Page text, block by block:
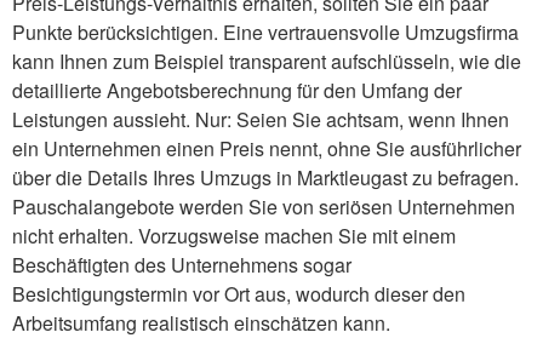
Punkte berücksichtigen. Eine vertrauensvolle Umzugsfirma
kann Ihnen zum Beispiel transparent aufschlüsseln, wie die
detaillierte Angebotsberechnung für den Umfang der
Leistungen aussieht. Nur: Seien Sie achtsam, wenn Ihnen
ein Unternehmen einen Preis nennt, ohne Sie ausführlicher
über die Details Ihres Umzugs in Marktleugast zu befragen.
Pauschalangebote werden Sie von seriösen Unternehmen
nicht erhalten. Vorzugsweise machen Sie mit einem
Beschäftigten des Unternehmens sogar
Besichtigungstermin vor Ort aus, wodurch dieser den
Arbeitsumfang realistisch einschätzen kann.